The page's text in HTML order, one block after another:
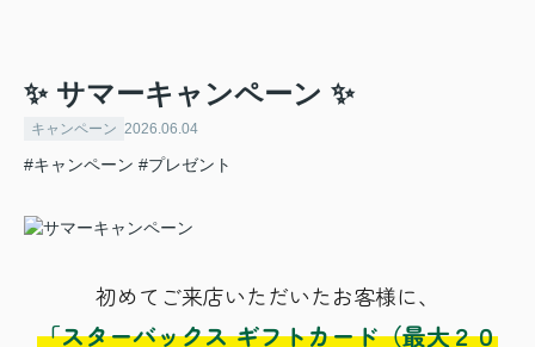
✨ サマーキャンペーン ✨
キャンペーン 2026.06.04
#キャンペーン #プレゼント
初めてご来店いただいたお客様に、
「スターバックス ギフトカード（最大２０